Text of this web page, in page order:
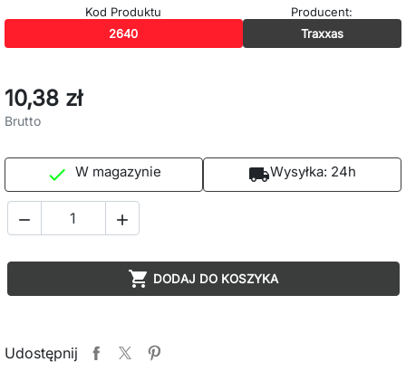
Kod Produktu
2640
Producent:
Traxxas
10,38 zł
Brutto
 W magazynie local_shippingWysyłka: 24h
 
 DODAJ DO KOSZYKA
Udostępnij